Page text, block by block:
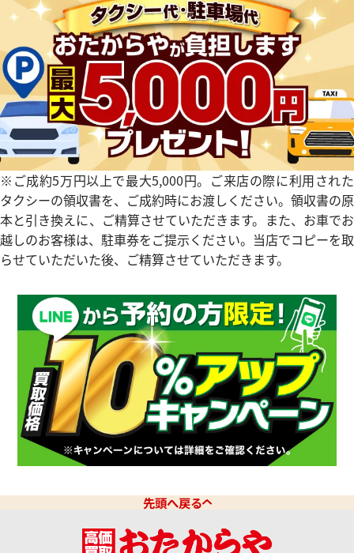
イマー IW354807
格
日時点の参考買取価格です
IWC ポートフィノ IW378302
参考買取価格
354,000 円
※2024年10月27日時点の参考
す
イマー オートマティック
格
日時点の参考買取価格です
IWC アクアタイマー クロノグ
参考買取価格
※2026年3月27日時点の参考
※ご成約5万円以上で最大5,000円。ご来店の際に利用された
タクシーの領収書を、ご成約時にお渡しください。領収書の原
本と引き換えに、ご精算させていただきます。また、お車でお
越しのお客様は、駐車券をご提示ください。当店でコピーを取
らせていただいた後、ご精算させていただきます。
先頭へ戻る